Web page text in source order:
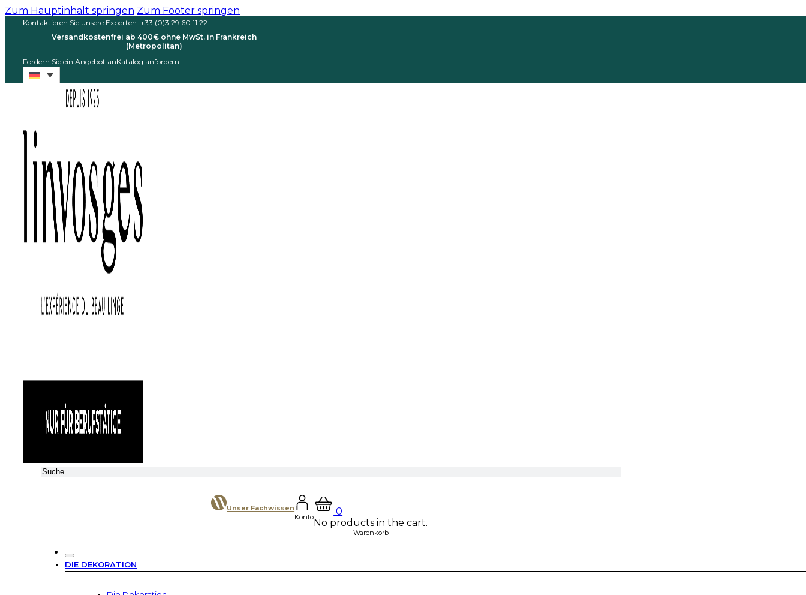
Zum Hauptinhalt springen Zum Footer springen
Kontaktieren Sie unsere Experten: +33 (0)3 29 60 11 22
Versandkostenfrei ab 400€ ohne MwSt. in Frankreich
(Metropolitan)
Fordern Sie ein Angebot anKatalog anfordern
Suchen
Unser Fachwissen
Konto
0
No products in the cart.
Warenkorb
DIE DEKORATION